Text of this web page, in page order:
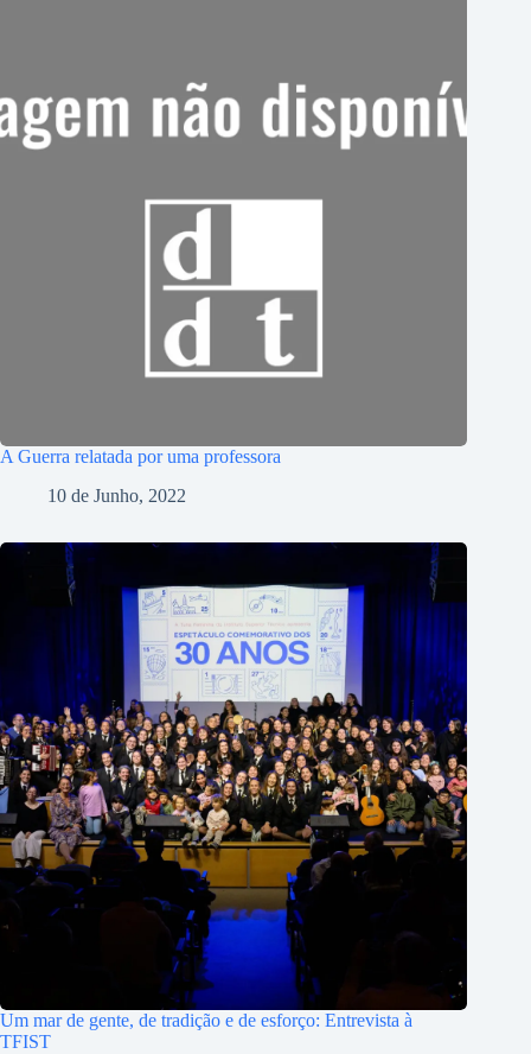
A Guerra relatada por uma professora
10 de Junho, 2022
Um mar de gente, de tradição e de esforço: Entrevista à
TFIST